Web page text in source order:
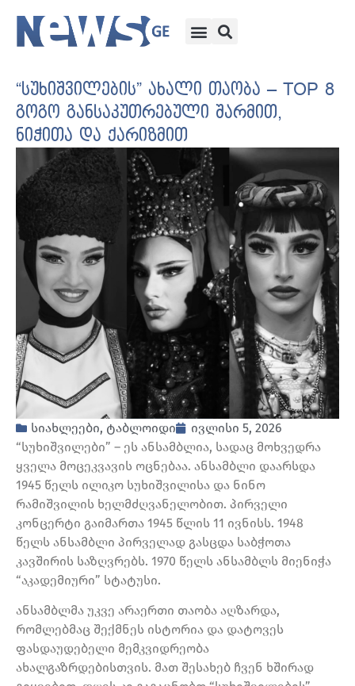
“სუხიშვილების” ახალი თაობა – TOP 8
გოგო განსაკუთრებული შარმით,
ნიჭითა და ქარიზმით
სიახლეები, ტაბლოიდი
ივლისი 5, 2026
“სუხიშვილები” – ეს ანსამბლია, სადაც მოხვედრა
ყველა მოცეკვავის ოცნებაა. ანსამბლი დაარსდა
1945 წელს ილიკო სუხიშვილისა და ნინო
რამიშვილის ხელმძღვანელობით. პირველი
კონცერტი გაიმართა 1945 წლის 11 ივნისს. 1948
წელს ანსამბლი პირველად გასცდა საბჭოთა
კავშირის საზღვრებს. 1970 წელს ანსამბლს მიენიჭა
“აკადემიური” სტატუსი.
ანსამბლმა უკვე არაერთი თაობა აღზარდა,
რომლებმაც შექმნეს ისტორია და დატოვეს
ფასდაუდებელი მემკვიდრეობა
ახალგაზრდებისთვის. მათ შესახებ ჩვენ ხშირად